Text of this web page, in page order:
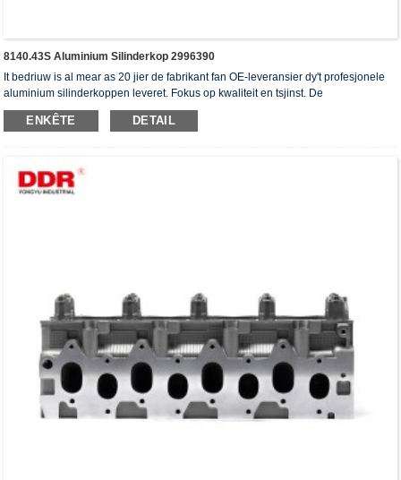
8140.43S Aluminium Silinderkop 2996390
It bedriuw is al mear as 20 jier de fabrikant fan OE-leveransier dy't profesjonele
aluminium silinderkoppen leveret. Fokus op kwaliteit en tsjinst. De
silinderkoppen hawwe it ISO16949-autentikaasjesertifikaat, "de heechdichte
silinderkop", "de lange libbensdoer fan 'e silinderkop" en de oare 5 patinten foar
ENKÊTE DETAIL